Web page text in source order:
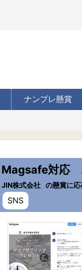
ナンプレ懸賞
Magsafe対応
JIN株式会社 の懸賞に応
SNS